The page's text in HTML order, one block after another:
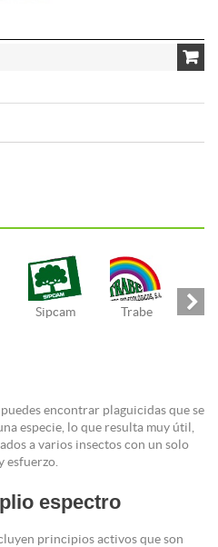
Sipcam Trabe
encontrar plaguicidas que se
especie, lo que resulta muy útil,
a varios insectos con un solo
esfuerzo.
espectro
principios activos que son